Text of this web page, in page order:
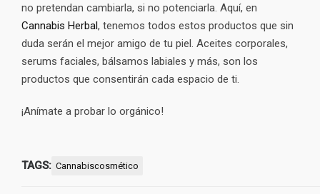
no pretendan cambiarla, si no potenciarla. Aquí, en
Cannabis Herbal, tenemos todos estos productos que sin
duda serán el mejor amigo de tu piel. Aceites corporales,
serums faciales, bálsamos labiales y más, son los
productos que consentirán cada espacio de ti.
¡Anímate a probar lo orgánico!
TAGS: Cannabiscosmético